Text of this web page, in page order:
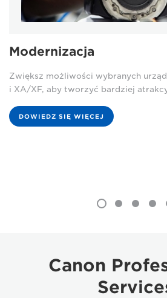
Modernizacja
Zwiększ możliwości wybranych
i XA/XF, aby tworzyć bardziej
DOWIEDZ SIĘ WIĘCEJ
Canon